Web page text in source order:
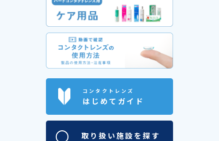
コンタクトレンズ
はじめてガイド
取り扱い施設を探す